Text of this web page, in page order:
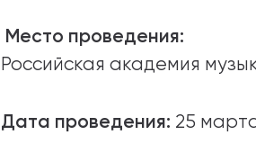
Место проведения:
Российская академия
Дата проведения: 25